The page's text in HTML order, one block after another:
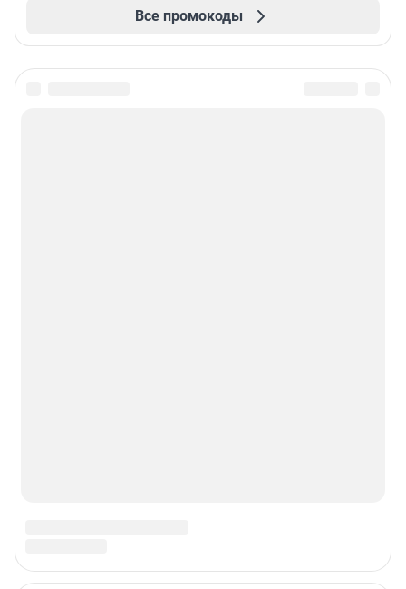
Все промокоды